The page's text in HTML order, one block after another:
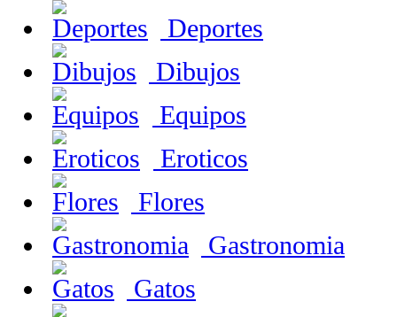
Deportes
Dibujos
Equipos
Eroticos
Flores
Gastronomia
Gatos